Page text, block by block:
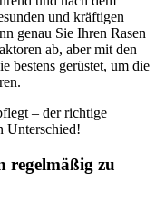
und kräftigen
genau Sie Ihren Rasen
ab, aber mit den
bestens gerüstet, um die
– der richtige
Unterschied!
regelmäßig zu